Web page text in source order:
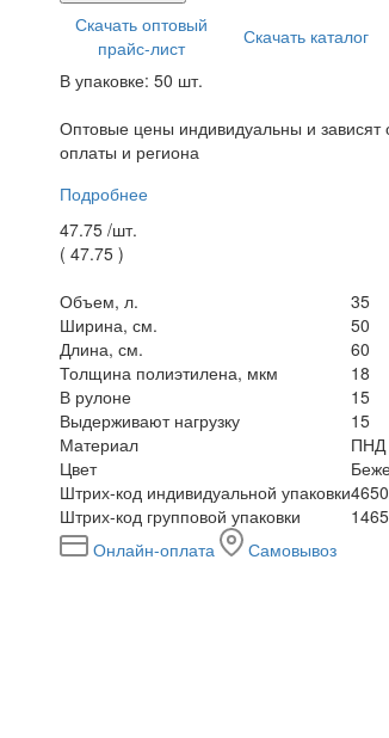
Скачать оптовый
прайс-лист
Скачать каталог
В упаковке: 50 шт.
Оптовые цены индивидуальны и зависят
оплаты и региона
Подробнее
47.75 /шт.
( 47.75 )
Объем, л.
35
Ширина, см.
50
Длина, см.
60
Толщина полиэтилена, мкм
18
В рулоне
15
Выдерживают нагрузку
15
Материал
ПНД
Цвет
Штрих-код индивидуальной упаковки
Штрих-код групповой упаковки
Онлайн-оплата
Самовывоз